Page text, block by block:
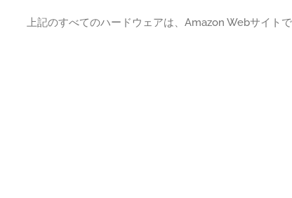
上記のすべてのハードウェアは、Amazon Webサイト